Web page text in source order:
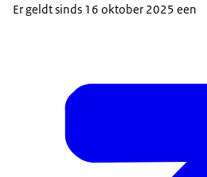
Er geldt sinds 16 oktober 2025 een